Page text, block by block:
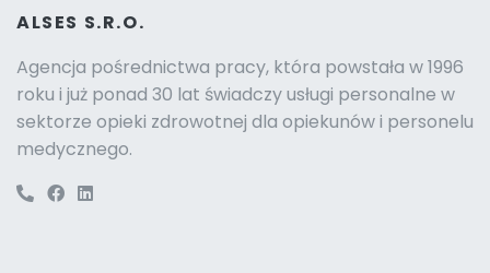
ALSES S.R.O.
Agencja pośrednictwa pracy, która powstała w 1996
roku i już ponad 30 lat świadczy usługi personalne w
sektorze opieki zdrowotnej dla opiekunów i personelu
medycznego.